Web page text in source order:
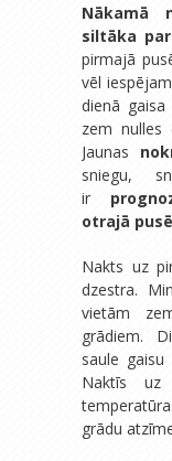
Nākamā
siltāka
pirmajā
vēl
dienā
zem nulles
Jaunas
sniegu,
ir
otrajā pusē
Nakts uz
dzestra.
vietām
grādiem.
saule
Naktīs uz
grādu